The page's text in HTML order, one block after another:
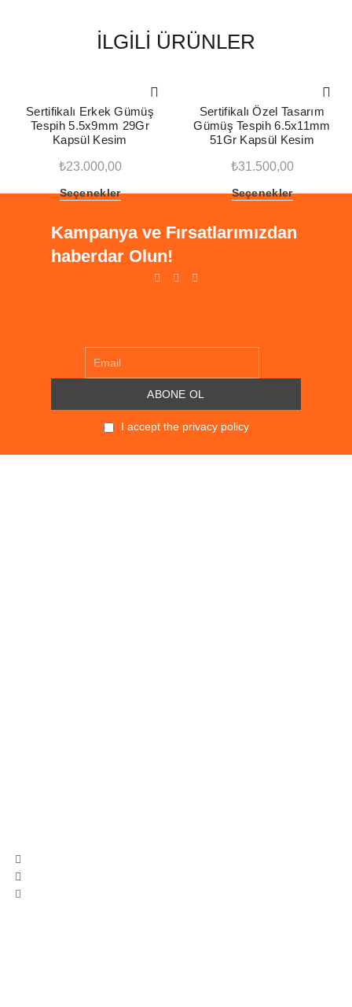
İLGILI ÜRÜNLER
Sertifikalı Erkek Gümüş
Tespih 5.5x9mm 29Gr
Kapsül Kesim
₺23.000,00
Seçenekler
Sertifikalı Özel Tasarım
Gümüş Tespih 6.5x11mm
51Gr Kapsül Kesim
₺31.500,00
Seçenekler
Kampanya ve Fırsatlarımızdan
haberdar Olun!
I accept the privacy policy